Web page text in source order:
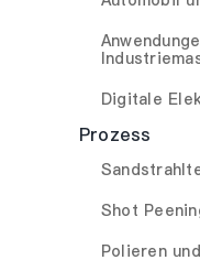
Digitale
Prozess
Shot
Polieren